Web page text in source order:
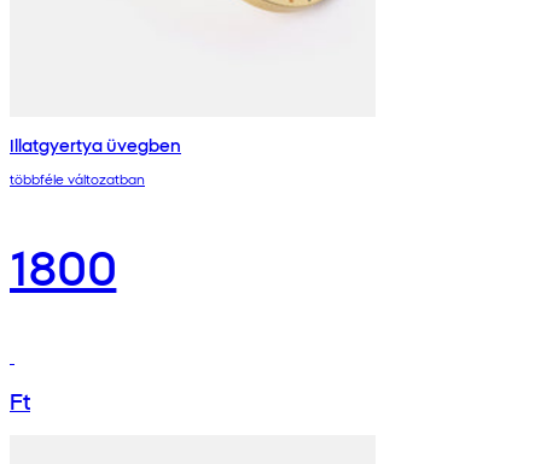
Illatgyertya üvegben
többféle változatban
1800
Ft